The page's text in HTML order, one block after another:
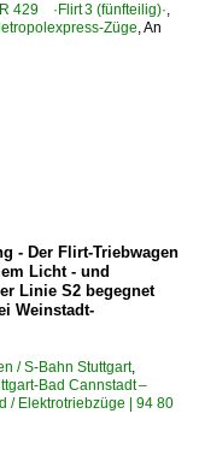
429 ·Flirt 3 (fünfteilig)·,
Züge,An
- Der Flirt-Triebwagen
Licht - und
Linie S2 begegnet
Weinstadt-
/ S-Bahn Stuttgart,
Bad Cannstadt –
/ Elektrotriebzüge | 94 80